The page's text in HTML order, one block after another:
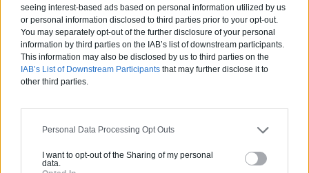
seeing interest-based ads based on personal information utilized by us
or personal information disclosed to third parties prior to your opt-out.
You may separately opt-out of the further disclosure of your personal
information by third parties on the IAB’s list of downstream participants.
This information may also be disclosed by us to third parties on the
IAB’s List of Downstream Participants that may further disclose it to
other third parties.
Personal Data Processing Opt Outs
I want to opt-out of the Sharing of my personal
data.
Activités :Gros œuvre, Borne de recharge
Pas d'avis pour ce pro.
Labels et certifications : RGE